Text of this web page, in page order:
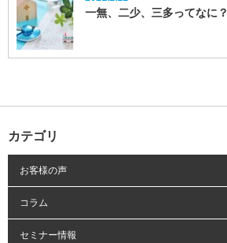
一無、二少、三多ってなに？
カテゴリ
お客様の声
コラム
セミナー情報